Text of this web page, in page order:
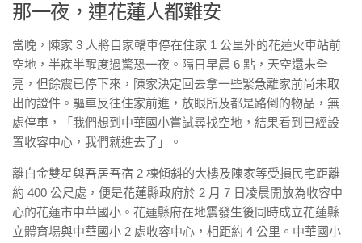
那一夜，連花蓮人都難安
當晚，陳家 3 人將自家轎車停在住家 1 公里外的花蓮火車站前
空地，半寐半醒度過驚恐一夜。隔日早晨 6 點，天空還未全
亮，但餘震已停下來，陳家決定回去拿一些緊急離家前尚未取
出的證件。驅車反往住家前進，放眼所及都是路倒的物品，無
處停車，「我們想到中華國小嘗試尋找空地，結果看到已經設
置收容中心，我們就進去了」。
離白金雙星與吾居吾宿 2 棟傾斜的大樓及陳家等受損民宅距離
約 400 公尺處，便是花蓮縣政府於 2 月 7 日凌晨開放為收容中
心的花蓮市中華國小。花蓮縣府在地震發生後同時成立花蓮縣
立體育場與中華國小 2 處收容中心，相距約 4 公里。中華國小